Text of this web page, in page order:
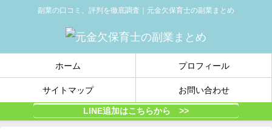
副業の口コミ、評判を徹底調査｜元金欠保育士の副業まとめ
ホーム プロフィール
サイトマップ お問い合わせ
LINE追加はこちらから >>